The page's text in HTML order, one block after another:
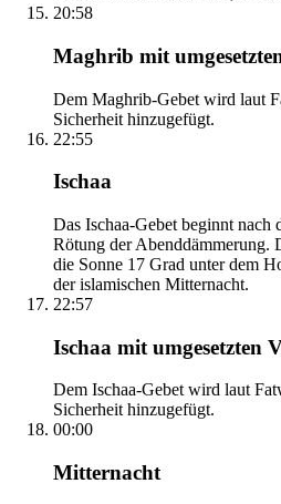
20:58
Maghrib mit
Dem Maghrib-Gebet wird laut
Sicherheit hinzugefügt.
22:55
Ischaa
Das Ischaa-Gebet beginnt nach
Rötung der Abenddämmerung.
die Sonne 17 Grad unter dem
der islamischen Mitternacht.
22:57
Ischaa mit umgesetzten
Dem Ischaa-Gebet wird laut
Sicherheit hinzugefügt.
00:00
Mitternacht